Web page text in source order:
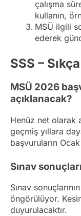
çalışma
kullanın,
MSÜ ilgili
ederek
SSS –
MSÜ 2026
açıklanacak?
Henüz net olarak
geçmiş yıllara
başvuruların
Sınav
Sınav
öngörülüyor.
duyurulacaktır.